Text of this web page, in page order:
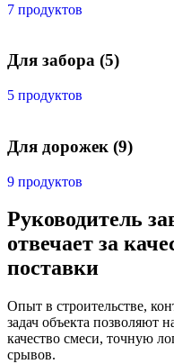
7 продуктов
Для забора (5)
5 продуктов
Для дорожек (9)
9 продуктов
Руководитель
отвечает за
поставки
Опыт в строительстве,
задач объекта позволяют
качество смеси, точную
срывов.